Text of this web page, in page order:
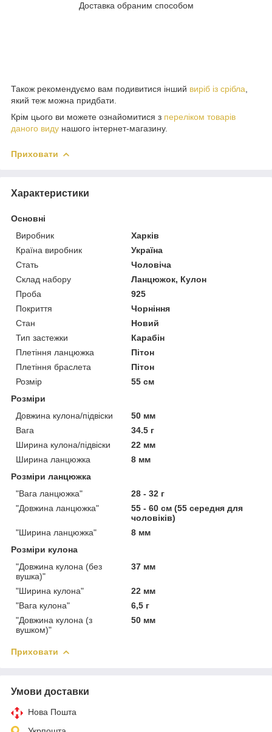
Доставка обраним способом
Також рекомендуємо вам подивитися інший виріб із срібла
який теж можна придбати.
Крім цього ви можете ознайомитися з переліком товарів
даного виду нашого інтернет-магазину.
Приховати
Характеристики
Основні
Виробник
Харків
Країна виробник
Україна
Стать
Чоловіча
Склад набору
Ланцюжок, Кулон
Проба
925
Покриття
Чорніння
Стан
Новий
Тип застежки
Карабін
Плетіння ланцюжка
Пітон
Плетіння браслета
Пітон
Розмір
55 см
Розміри
Довжина кулона/підвіски
50 мм
Вага
34.5 г
Ширина кулона/підвіски
22 мм
Ширина ланцюжка
8 мм
Розміри ланцюжка
"Вага ланцюжка"
28 - 32 г
"Довжина ланцюжка"
55 - 60 см (55 середня для
чоловіків)
"Ширина ланцюжка"
8 мм
Розміри кулона
"Довжина кулона (без
вушка)"
37 мм
"Ширина кулона"
22 мм
"Вага кулона"
6,5 г
"Довжина кулона (з
вушком)"
50 мм
Приховати
Умови доставки
Нова Пошта